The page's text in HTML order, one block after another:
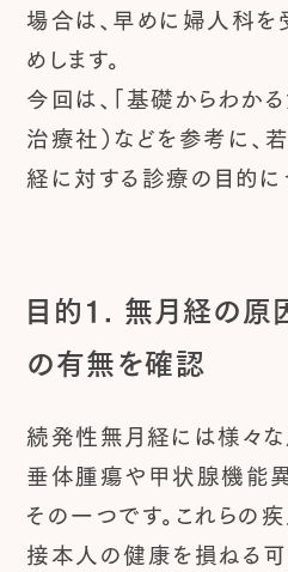
場合は、早めに婦人科を
めします。
今回は、「基礎からわか
治療社）などを参考に、
経に対する診療の目的に
目的1. 無月経の原
の有無を確認
続発性無月経には様々な
垂体腫瘍や甲状腺機能
その一つです。これらの
接本人の健康を損ねる